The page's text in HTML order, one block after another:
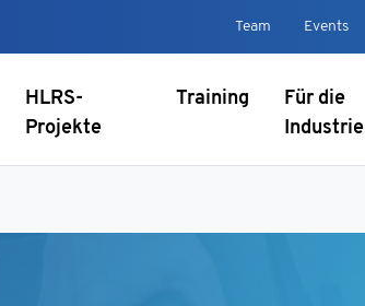
Team Events
HLRS-
Projekte
Training
Für die
Industrie